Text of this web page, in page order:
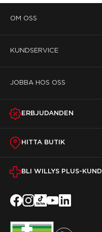
OM OSS
KUNDSERVICE
JOBBA HOS OSS
ERBJUDANDEN
HITTA BUTIK
BLI WILLYS PLUS-KUND